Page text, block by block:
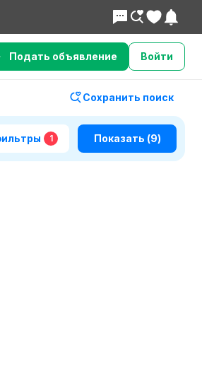
Подать объявление Войти
Сохранить поиск
1 Показать (9)